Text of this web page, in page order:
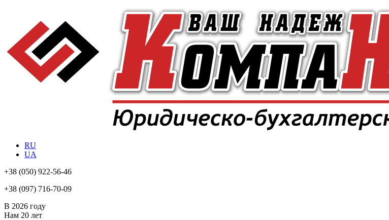
RU
UA
+38 (050) 922-56-46
+38 (097) 716-70-09
В 2026 году
Нам 20 лет